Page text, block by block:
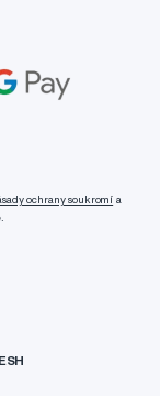
ochrany soukromí a